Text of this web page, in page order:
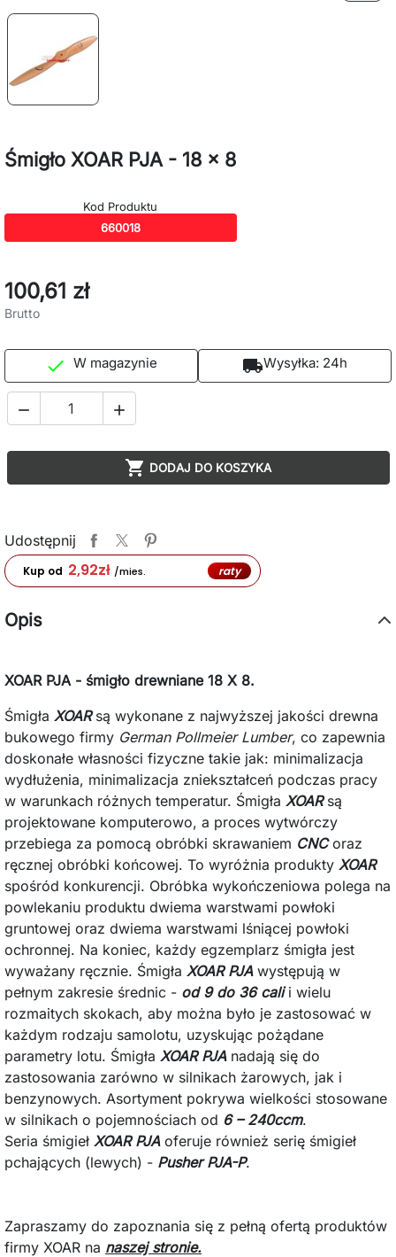
Śmigło XOAR PJA - 18 x 8
Kod Produktu
660018
100,61 zł
Brutto
 W magazynie local_shippingWysyłka: 24h
 
 DODAJ DO KOSZYKA
Udostępnij
Kup od 2,92zł /mies. raty
Opis
XOAR PJA - śmigło drewniane 18 X 8.
Śmigła XOARsą wykonane z najwyższej jakości drewna
bukowego firmy German Pollmeier Lumber, co zapewnia
doskonałe własności fizyczne takie jak: minimalizacja
wydłużenia, minimalizacja zniekształceń podczas pracy
w warunkach różnych temperatur. Śmigła XOARsą
projektowane komputerowo, a proces wytwórczy
przebiega za pomocą obróbki skrawaniem CNCoraz
ręcznej obróbki końcowej. To wyróżnia produkty XOAR
spośród konkurencji. Obróbka wykończeniowa polega na
powlekaniu produktu dwiema warstwami powłoki
gruntowej oraz dwiema warstwami lśniącej powłoki
ochronnej. Na koniec, każdy egzemplarz śmigła jest
wyważany ręcznie. Śmigła XOAR PJAwystępują w
pełnym zakresie średnic - od 9 do 36 calii wielu
rozmaitych skokach, aby można było je zastosować w
każdym rodzaju samolotu, uzyskując pożądane
parametry lotu. Śmigła XOAR PJAnadają się do
zastosowania zarówno w silnikach żarowych, jak i
benzynowych. Asortyment pokrywa wielkości stosowane
w silnikach o pojemnościach od 6 – 240ccm.
Seria śmigieł XOAR PJAoferuje również serię śmigieł
pchających (lewych) - Pusher PJA-P.
Zapraszamy do zapoznania się z pełną ofertą produktów
firmy XOAR na naszej stronie.